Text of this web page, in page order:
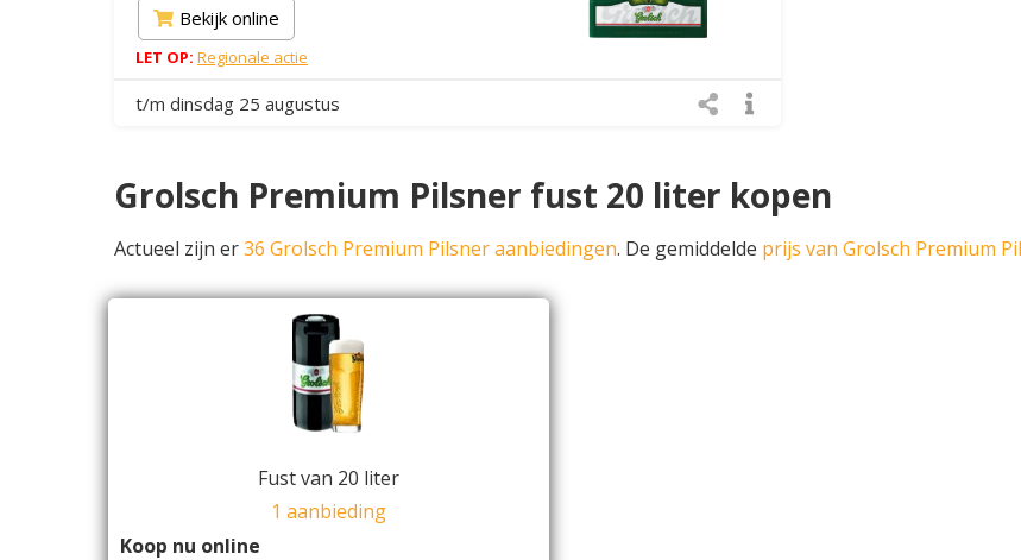
Bekijk online
t/m dinsdag 25 augustus
LET OP: Regionale actie
Grolsch Premium Pilsner fust 20 liter kopen
Actueel zijn er36 Grolsch Premium Pilsner aanbiedingen. De gemiddelde prijs van Grolsch Premium
Fust van 20 liter
1 aanbieding
Koop nu online